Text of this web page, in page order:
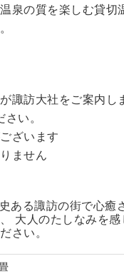
泉の質を楽しむ貸切
諏訪大社をご案内し
い。
ざいます
ません
ある諏訪の街で心癒
大人のたしなみを
さい。